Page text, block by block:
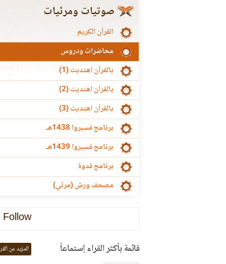
صوتيات ومرئيات
القرآن الكريم
محاضرات ودروس
بالقرآن اهتديت (1)
بالقرآن اهتديت (2)
بالقرآن اهتديت (3)
برنامج فسيروا 1438هـ
برنامج فسيروا 1439هـ
برنامج قدوة
مصحف ورش (مرئي)
Follow
قائمة بأكثر القراء إستماعاً المزيد من